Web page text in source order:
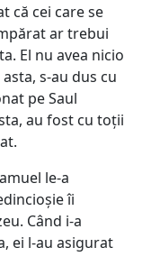
că cei care se
ar trebui
El nu avea nicio
s-au dus cu
pe Saul
au fost cu toții
le-a
îi
Când i-a
ei l-au asigurat